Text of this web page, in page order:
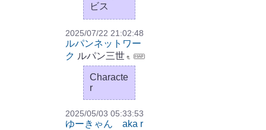
ビス
2025/07/22 21:02:48
ルパンネットワー
ク ルパン三世
Characte
r
2025/05/03 05:33:53
ゆーきゃん aka r